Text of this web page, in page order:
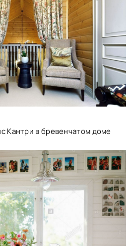
Кантри в бревенчатом доме